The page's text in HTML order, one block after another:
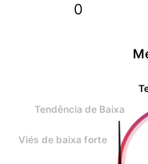
0
Tendência de Baixa
Viés de baixa forte